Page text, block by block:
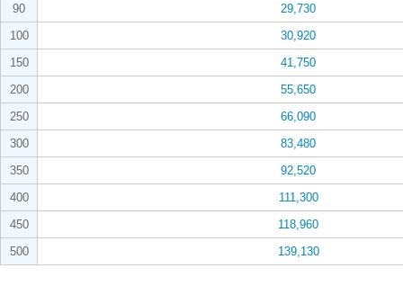
90
29,730
100
30,920
150
41,750
200
55,650
250
66,090
300
83,480
350
92,520
400
111,300
450
118,960
500
139,130